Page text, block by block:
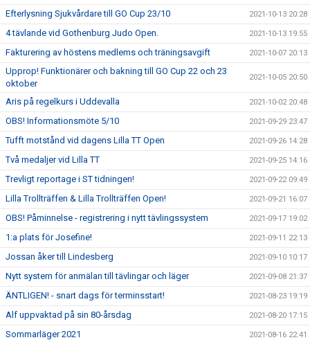
Efterlysning Sjukvårdare till GO Cup 23/10 2021-10-13 20:28
4 tävlande vid Gothenburg Judo Open. 2021-10-13 19:55
Fakturering av höstens medlems och träningsavgift 2021-10-07 20:13
Upprop! Funktionärer och bakning till GO Cup 22 och 23
oktober
2021-10-05 20:50
Aris på regelkurs i Uddevalla 2021-10-02 20:48
OBS! Informationsmöte 5/10 2021-09-29 23:47
Tufft motstånd vid dagens Lilla TT Open 2021-09-26 14:28
Två medaljer vid Lilla TT 2021-09-25 14:16
Trevligt reportage i ST tidningen! 2021-09-22 09:49
Lilla Trollträffen & Lilla Trollträffen Open! 2021-09-21 16:07
OBS! Påminnelse - registrering i nytt tävlingssystem 2021-09-17 19:02
1:a plats för Josefine! 2021-09-11 22:13
Jossan åker till Lindesberg 2021-09-10 10:17
Nytt system för anmälan till tävlingar och läger 2021-09-08 21:37
ÄNTLIGEN! - snart dags för terminsstart! 2021-08-23 19:19
Alf uppvaktad på sin 80-årsdag 2021-08-20 17:15
Sommarläger 2021 2021-08-16 22:41